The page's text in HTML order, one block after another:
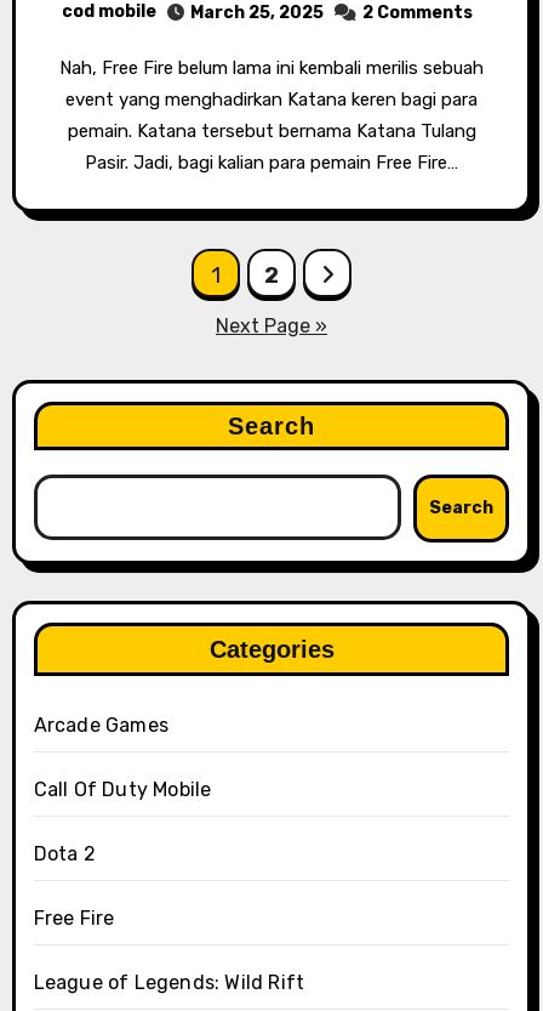
cod mobile March 25, 2025 2 Comments
Nah, Free Fire belum lama ini kembali merilis sebuah
event yang menghadirkan Katana keren bagi para
pemain. Katana tersebut bernama Katana Tulang
Pasir. Jadi, bagi kalian para pemain Free Fire…
1 2
Next Page »
Search
Search
Categories
Arcade Games
Call Of Duty Mobile
Dota 2
Free Fire
League of Legends: Wild Rift